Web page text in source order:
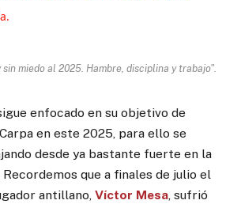
sin miedo al 2025. Hambre, disciplina y trabajo".
enfocado en su objetivo de
en este 2025, para ello se
desde ya bastante fuerte en la
que a finales de julio el
antillano, Víctor Mesa, sufrió